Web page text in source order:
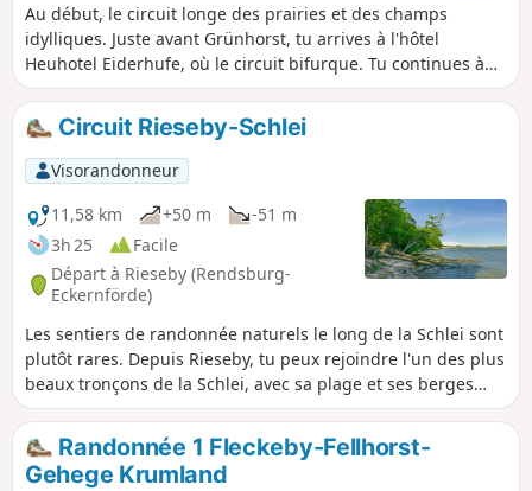
Au début, le circuit longe des prairies et des champs
idylliques. Juste avant Grünhorst, tu arrives à l'hôtel
Heuhotel Eiderhufe, où le circuit bifurque. Tu continues à
gauche et, en longeant une haie au bord du champ, tu
entres dans la forêt voisine. À la fin de la forêt, tu arrives au
canal de la mer du Nord à la mer Baltique. Un peu au-
dessus du canal, le sentier de randonnée mène à
Sehestedt. Après avoir passé l'église en pierre, tu peux faire
un détour par le MarktTreff, près du ferry du canal. Sur la
grande terrasse avec restaurant, tu as une belle vue sur le
canal et les bateaux qui passent. Le chemin du retour passe
d'abord par le domaine de Sehestedt, puis par les champs
et la forêt, jusqu'à Grünhorst. Tu rejoins alors le chemin qui
te ramène à Holtsee.
Circuit Rieseby-Schlei
Visorandonneur
11,58 km
+50 m
-51 m
3h 25
Facile
Départ à Rieseby (Rendsburg-
Eckernförde)
Les sentiers de randonnée naturels le long de la Schlei sont
plutôt rares. Depuis Rieseby, tu peux rejoindre l'un des plus
beaux tronçons de la Schlei, avec sa plage et ses berges
escarpées, à travers le paysage typique de la région, pour
une randonnée sympa.
Randonnée 1 Fleckeby-Fellhorst-
Gehege Krumland